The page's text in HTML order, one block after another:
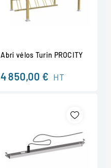
Abri vélos Turin PROCITY
4 850,00 € HT